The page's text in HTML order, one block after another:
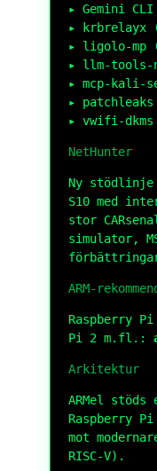
Gemini
krbrelayx
ligolo-mp
llm-tools-
mcp-kali-
patchleaks
vwifi-dkms
NetHunter
Ny stödlinje
S10 med
stor
simulator,
ARM-
Raspberry
Pi 2 m.fl.:
Arkitektur
ARMel
Raspberry
mot
RISC-V).